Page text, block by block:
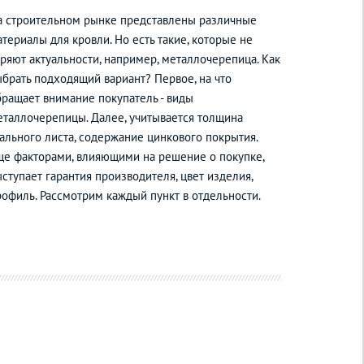
строительном рынке представлены различные
для кровли. Но есть такие, которые не
актуальности, например, металлочерепица. Как
подходящий вариант? Первое, на что
внимание покупатель - виды
Далее, учитывается толщина
листа, содержание цинкового покрытия.
факторами, влияющими на решение о покупке,
гарантия производителя, цвет изделия,
Рассмотрим каждый пункт в отдельности.